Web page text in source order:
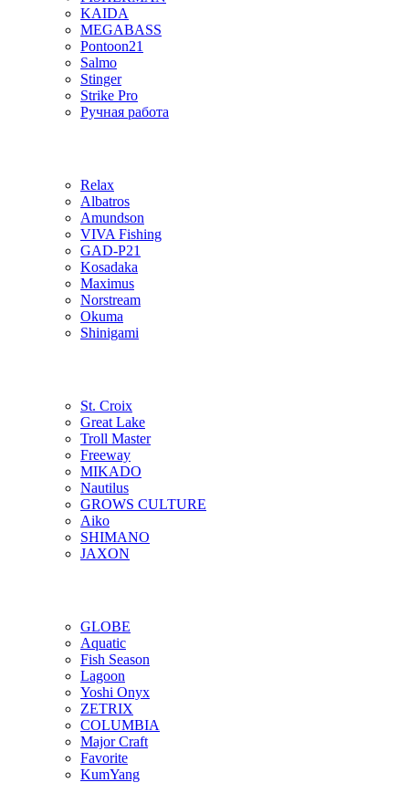
KAIDA
MEGABASS
Pontoon21
Salmo
Stinger
Strike Pro
Ручная работа
Relax
Albatros
Amundson
VIVA Fishing
GAD-P21
Kosadaka
Maximus
Norstream
Okuma
Shinigami
St. Croix
Great Lake
Troll Master
Freeway
MIKADO
Nautilus
GROWS CULTURE
Aiko
SHIMANO
JAXON
GLOBE
Aquatic
Fish Season
Lagoon
Yoshi Onyx
ZETRIX
COLUMBIA
Major Craft
Favorite
KumYang